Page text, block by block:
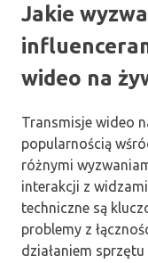
Jakie
wideo na
Transmisje wideo
popularnością
różnymi
interakcji z
techniczne są
problemy z
działaniem